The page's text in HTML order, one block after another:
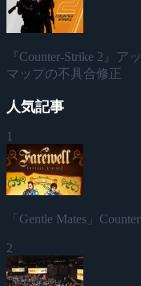
『Counter-Strike 2』ア
マップの不具合修正
人気記事
1
「Gentle Mates」
2